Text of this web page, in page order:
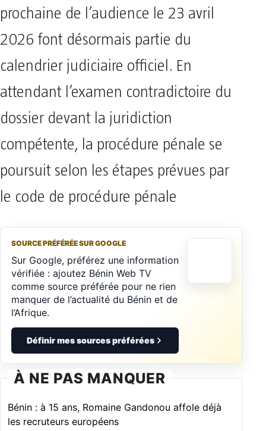
prochaine de l’audience le 23 avril
2026 font désormais partie du
calendrier judiciaire officiel. En
attendant l’examen contradictoire du
dossier devant la juridiction
compétente, la procédure pénale se
poursuit selon les étapes prévues par
le code de procédure pénale
SOURCE PRÉFÉRÉE SUR GOOGLE
Sur Google, préférez une information
vérifiée : ajoutez Bénin Web TV
comme source préférée pour ne rien
manquer de l’actualité du Bénin et de
l’Afrique.
Définir mes sources préférées
À NE PAS MANQUER
Bénin : à 15 ans, Romaine Gandonou affole déjà
les recruteurs européens